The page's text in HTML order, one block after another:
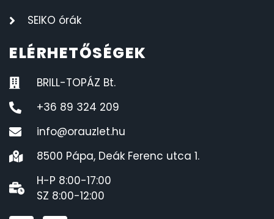
SEIKO órák
ELÉRHETŐSÉGEK
BRILL-TOPÁZ Bt.
+36 89 324 209
info@orauzlet.hu
8500 Pápa, Deák Ferenc utca 1.
H-P 8:00-17:00
SZ 8:00-12:00